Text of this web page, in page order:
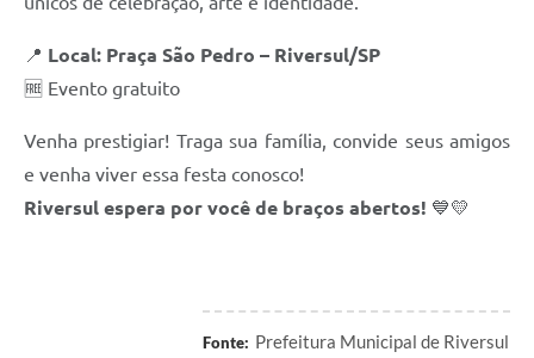
📍 Local: Praça São Pedro – Riversul/SP
🆓 Evento gratuito
Venha prestigiar! Traga sua família, convide seus amigos
e venha viver essa festa conosco!
Riversul espera por você de braços abertos! 💙💛
Fonte: Prefeitura Municipal de Riversul